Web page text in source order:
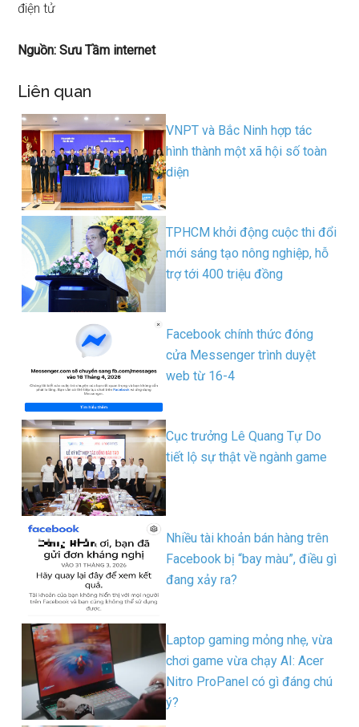
điện tử
Nguồn: Sưu Tầm internet
Liên quan
VNPT và Bắc Ninh hợp tác
hình thành một xã hội số toàn
diện
TPHCM khởi động cuộc thi đổi
mới sáng tạo nông nghiệp, hỗ
trợ tới 400 triệu đồng
Facebook chính thức đóng
cửa Messenger trình duyệt
web từ 16-4
Cục trưởng Lê Quang Tự Do
tiết lộ sự thật về ngành game
Nhiều tài khoản bán hàng trên
Facebook bị “bay màu”, điều gì
đang xảy ra?
Laptop gaming mỏng nhẹ, vừa
chơi game vừa chạy AI: Acer
Nitro ProPanel có gì đáng chú
ý?